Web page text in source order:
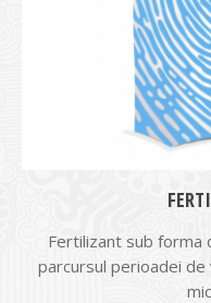
Fertilizant sub
parcursul perioadei